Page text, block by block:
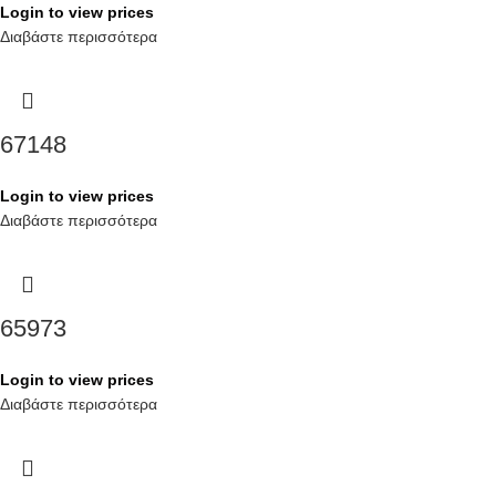
Login to view prices
Διαβάστε περισσότερα
67148
Login to view prices
Διαβάστε περισσότερα
65973
Login to view prices
Διαβάστε περισσότερα